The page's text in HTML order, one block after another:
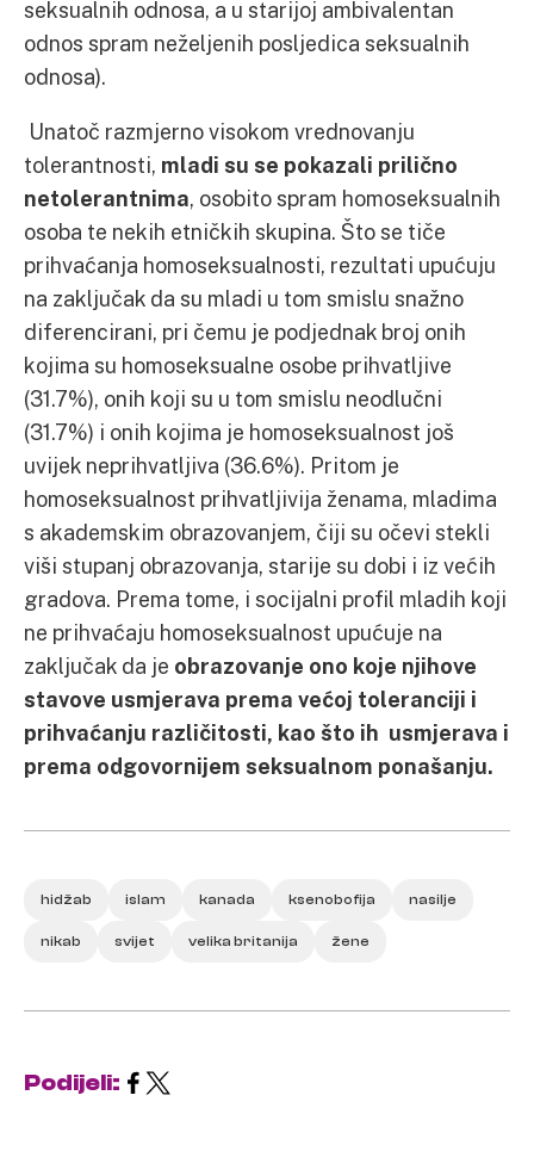
seksualnih odnosa, a u starijoj ambivalentan
odnos spram neželjenih posljedica seksualnih
odnosa).
Unatoč razmjerno visokom vrednovanju
tolerantnosti, mladi su se pokazali prilično
netolerantnima, osobito spram homoseksualnih
osoba te nekih etničkih skupina. Što se tiče
prihvaćanja homoseksualnosti, rezultati upućuju
na zaključak da su mladi u tom smislu snažno
diferencirani, pri čemu je podjednak broj onih
kojima su homoseksualne osobe prihvatljive
(31.7%), onih koji su u tom smislu neodlučni
(31.7%) i onih kojima je homoseksualnost još
uvijek neprihvatljiva (36.6%). Pritom je
homoseksualnost prihvatljivija ženama, mladima
s akademskim obrazovanjem, čiji su očevi stekli
viši stupanj obrazovanja, starije su dobi i iz većih
gradova. Prema tome, i socijalni profil mladih koji
ne prihvaćaju homoseksualnost upućuje na
zaključak da je obrazovanje ono koje njihove
stavove usmjerava prema većoj toleranciji i
prihvaćanju različitosti, kao što ih usmjerava i
prema odgovornijem seksualnom ponašanju.
hidžab islam kanada ksenobofija nasilje
nikab svijet velika britanija žene
Podijeli: